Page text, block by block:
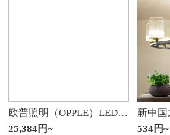
欧普照明（OPPLE）LEDインテリジェントシーリングライト客厅灯小米AI语音米家APP控制ランプ灯飾套餐 インテリジェント音箱/AI智控调光 品见白
25,384円~
534円~